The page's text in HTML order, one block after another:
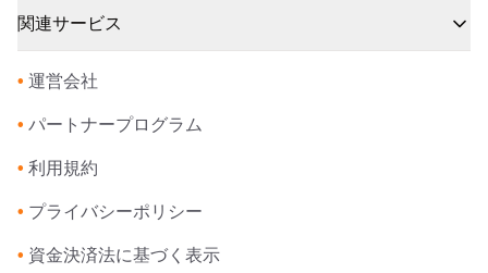
関連サービス
• 運営会社
• パートナープログラム
• 利用規約
• プライバシーポリシー
• 資金決済法に基づく表示